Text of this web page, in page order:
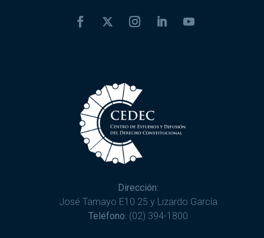
Dirección:
José Tamayo E10 25 y Lizardo García
Teléfono: (02) 394-1800